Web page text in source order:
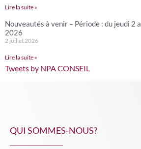
Lire la suite »
Nouveautés à venir – Période : du jeudi 2
2026
2 juillet 2026
Lire la suite »
Tweets by NPA CONSEIL
QUI SOMMES-NOUS?